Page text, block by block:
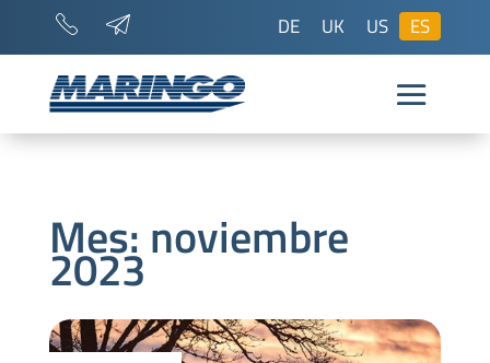
DE UK US ES
Mes: noviembre
2023